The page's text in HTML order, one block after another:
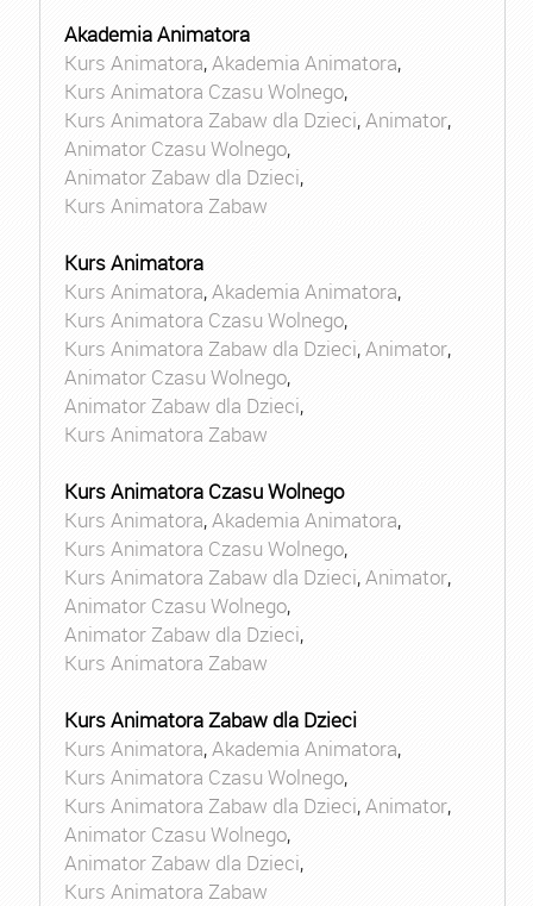
Akademia Animatora
Kurs Animatora,Akademia Animatora,
Kurs Animatora Czasu Wolnego,
Kurs Animatora Zabaw dla Dzieci,Animator,
Animator Czasu Wolnego,
Animator Zabaw dla Dzieci,
Kurs Animatora Zabaw
Kurs Animatora
Kurs Animatora,Akademia Animatora,
Kurs Animatora Czasu Wolnego,
Kurs Animatora Zabaw dla Dzieci,Animator,
Animator Czasu Wolnego,
Animator Zabaw dla Dzieci,
Kurs Animatora Zabaw
Kurs Animatora Czasu Wolnego
Kurs Animatora,Akademia Animatora,
Kurs Animatora Czasu Wolnego,
Kurs Animatora Zabaw dla Dzieci,Animator,
Animator Czasu Wolnego,
Animator Zabaw dla Dzieci,
Kurs Animatora Zabaw
Kurs Animatora Zabaw dla Dzieci
Kurs Animatora,Akademia Animatora,
Kurs Animatora Czasu Wolnego,
Kurs Animatora Zabaw dla Dzieci,Animator,
Animator Czasu Wolnego,
Animator Zabaw dla Dzieci,
Kurs Animatora Zabaw